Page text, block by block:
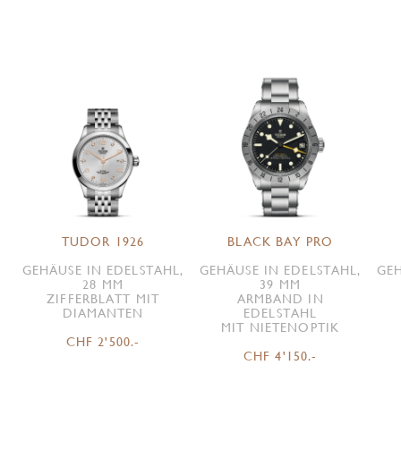
TUDOR 1926
GEHÄUSE IN EDELSTAHL,
28 MM
ZIFFERBLATT MIT
DIAMANTEN
CHF 2'500.-
BLACK BAY PRO
GEHÄUSE IN EDELSTAHL,
39 MM
ARMBAND IN
EDELSTAHL
MIT NIETENOPTIK
CHF 4'150.-